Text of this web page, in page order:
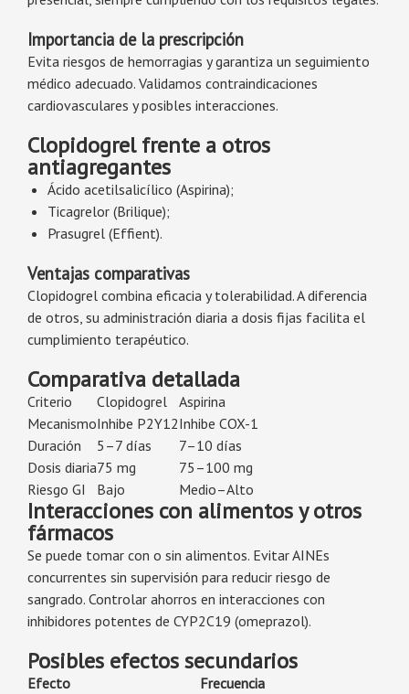
Importancia de la prescripción
Evita riesgos de hemorragias y garantiza un seguimiento
médico adecuado. Validamos contraindicaciones
cardiovasculares y posibles interacciones.
Clopidogrel frente a otros
antiagregantes
Ácido acetilsalicílico (Aspirina);
Ticagrelor (Brilique);
Prasugrel (Effient).
Ventajas comparativas
Clopidogrel combina eficacia y tolerabilidad. A diferencia
de otros, su administración diaria a dosis fijas facilita el
cumplimiento terapéutico.
Comparativa detallada
Criterio Clopidogrel
Aspirina
MecanismoInhibe P2Y12Inhibe COX-1
Duración
5–7 días
7–10 días
Dosis diaria75 mg
75–100 mg
Riesgo GI
Bajo Medio–Alto
Interacciones con alimentos y otros
fármacos
Se puede tomar con o sin alimentos. Evitar AINEs
concurrentes sin supervisión para reducir riesgo de
sangrado. Controlar ahorros en interacciones con
inhibidores potentes de CYP2C19 (omeprazol).
Posibles efectos secundarios
Efecto
Frecuencia